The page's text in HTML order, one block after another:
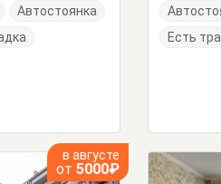
Автостоянка
Есть
в августе
от 5000₽